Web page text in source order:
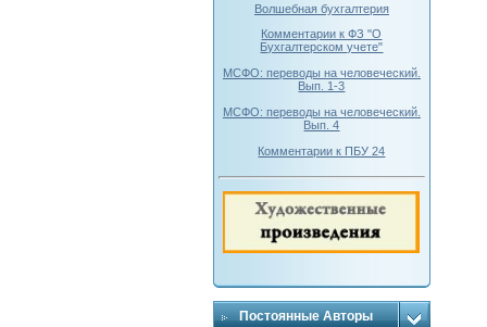
Волшебная бухгалтерия
Комментарии к ФЗ "О
Бухгалтерском учете"
МСФО: переводы на человеческий.
Вып. 1-3
МСФО: переводы на человеческий.
Вып. 4
Комментарии к ПБУ 24
Постоянные Авторы